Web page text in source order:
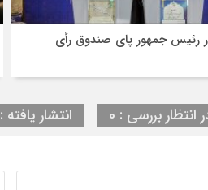
رئیس جمهور پای صندوق رأی
انتظار بررسی : 0 انتشار یافته : 0